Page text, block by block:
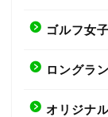
ゴルフ女子
ロングラ
オリジナ